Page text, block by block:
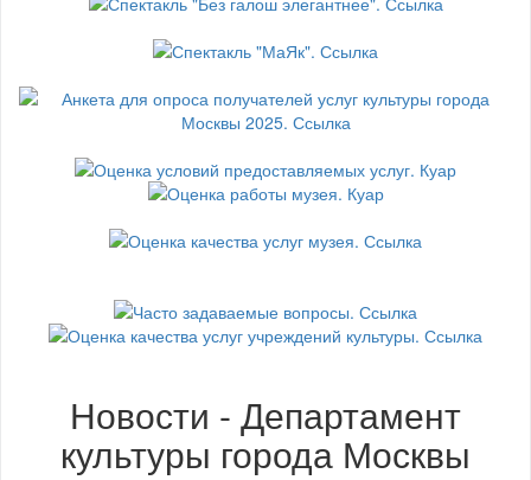
Новости - Департамент
культуры города Москвы